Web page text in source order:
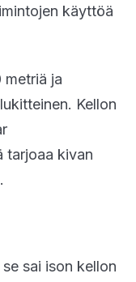
käyttöä
ja
Kellon
tarjoaa kivan
sai ison kellon